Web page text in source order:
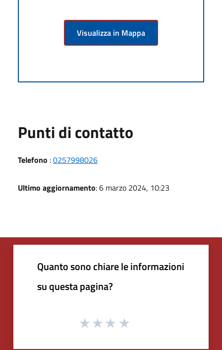
Visualizza in Mappa
Punti di contatto
Telefono :0257998026
Ultimo aggiornamento: 6 marzo 2024, 10:23
Quanto sono chiare le informazioni
su questa pagina?